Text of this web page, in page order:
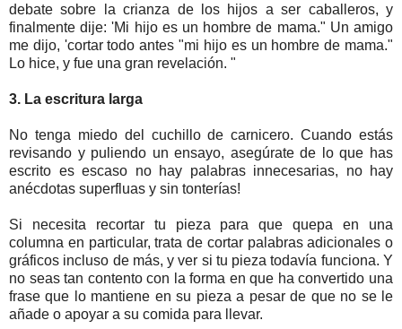
debate sobre la crianza de los hijos a ser caballeros, y
finalmente dije: 'Mi hijo es un hombre de mama." Un amigo
me dijo, 'cortar todo antes "mi hijo es un hombre de mama."
Lo hice, y fue una gran revelación. "
3. La escritura larga
No tenga miedo del cuchillo de carnicero. Cuando estás
revisando y puliendo un ensayo, asegúrate de lo que has
escrito es escaso no hay palabras innecesarias, no hay
anécdotas superfluas y sin tonterías!
Si necesita recortar tu pieza para que quepa en una
columna en particular, trata de cortar palabras adicionales o
gráficos incluso de más, y ver si tu pieza todavía funciona. Y
no seas tan contento con la forma en que ha convertido una
frase que lo mantiene en su pieza a pesar de que no se le
añade o apoyar a su comida para llevar.